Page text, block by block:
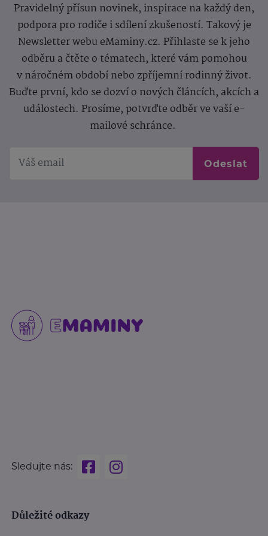
Pravidelný přísun novinek, inspirace na každý den,
podpora pro rodiče i sdílení zkušeností. Takový je
Newsletter webu eMaminy.cz. Přihlaste se k jeho
odběru a čtěte o tématech, které vám pomohou
v náročném období nebo zpříjemní rodinný život.
Buďte první, kdo se dozví o nových článcích, akcích a
událostech. Prosíme, potvrďte odběr ve vaší e-
mailové schránce.
Odeslat
Sledujte nás:
Důležité odkazy